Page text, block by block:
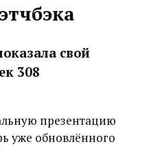
свой
308
презентацию
уже обновлённого